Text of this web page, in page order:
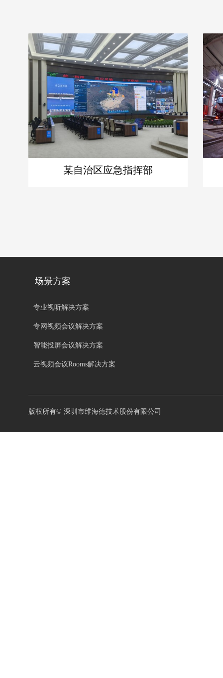
某自治区应急指挥部
场景方案
专业视听解决方案
专网视频会议解决方案
智能投屏会议解决方案
云视频会议Rooms解决方案
版权所有© 深圳市维海德技术股份有限公司